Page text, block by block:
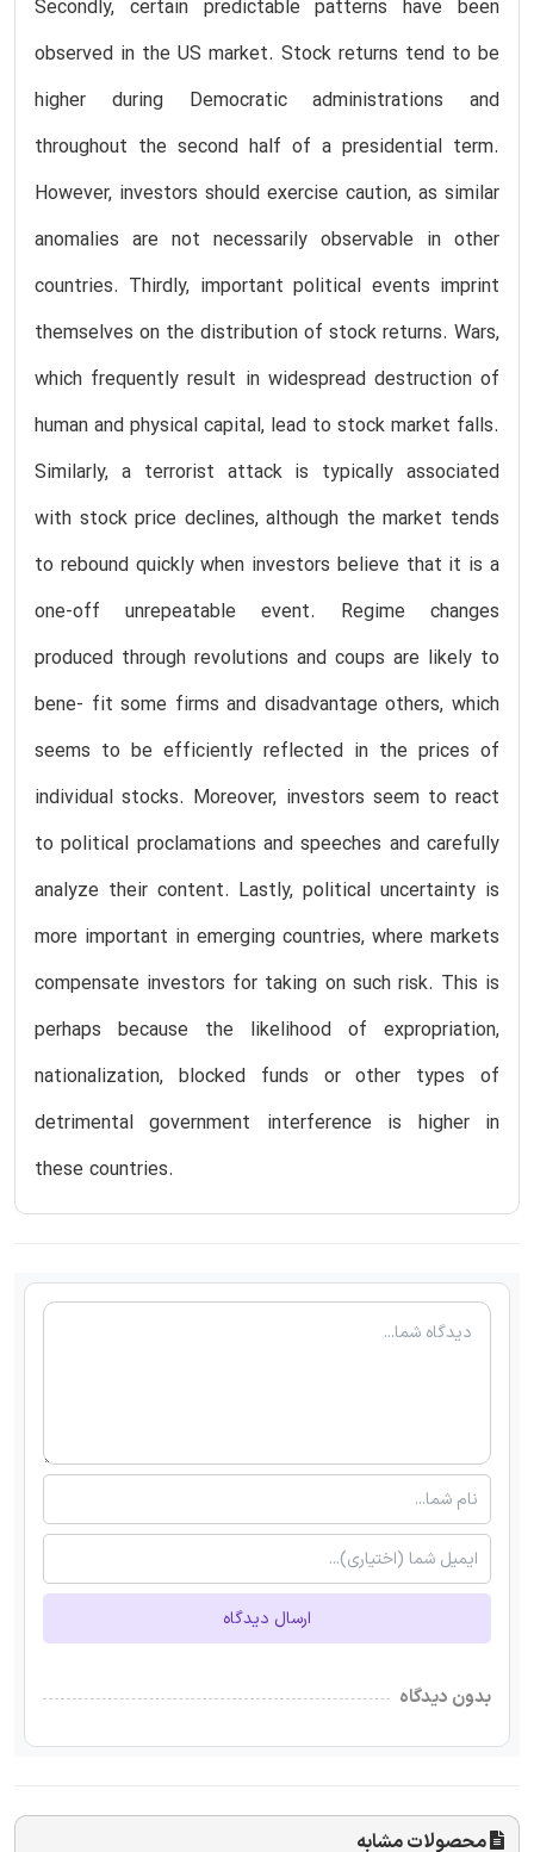
Secondly, certain predictable patterns have been
observed in the US market. Stock returns tend to be
higher during Democratic administrations and
throughout the second half of a presidential term.
However, investors should exercise caution, as similar
anomalies are not necessarily observable in other
countries. Thirdly, important political events imprint
themselves on the distribution of stock returns. Wars,
which frequently result in widespread destruction of
human and physical capital, lead to stock market falls.
Similarly, a terrorist attack is typically associated
with stock price declines, although the market tends
to rebound quickly when investors believe that it is a
one-off unrepeatable event. Regime changes
produced through revolutions and coups are likely to
bene- fit some firms and disadvantage others, which
seems to be efficiently reflected in the prices of
individual stocks. Moreover, investors seem to react
to political proclamations and speeches and carefully
analyze their content. Lastly, political uncertainty is
more important in emerging countries, where markets
compensate investors for taking on such risk. This is
perhaps because the likelihood of expropriation,
nationalization, blocked funds or other types of
detrimental government interference is higher in
these countries.
ارسال دیدگاه
بدون دیدگاه
محصولات مشابه